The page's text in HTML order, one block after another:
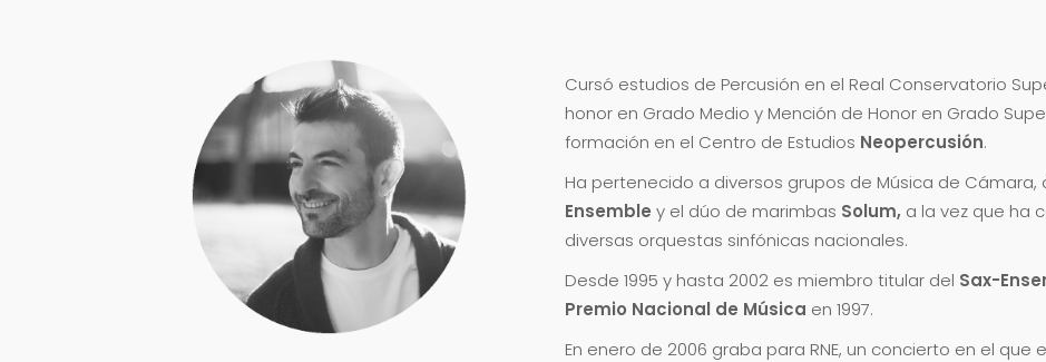
Cursó estudios de Percusión en el Real Conservatorio
honor en Grado Medio y Mención de Honor en Grado
formación en el Centro de Estudios Neopercusión.
Ha pertenecido a diversos grupos de Música de
Ensemble y el dúo de marimbas Solum, a la vez que ha
diversas orquestas sinfónicas nacionales.
Desde 1995 y hasta 2002 es miembro titular del Sax-
Premio Nacional de Música en 1997.
En enero de 2006 graba para RNE, un concierto en el